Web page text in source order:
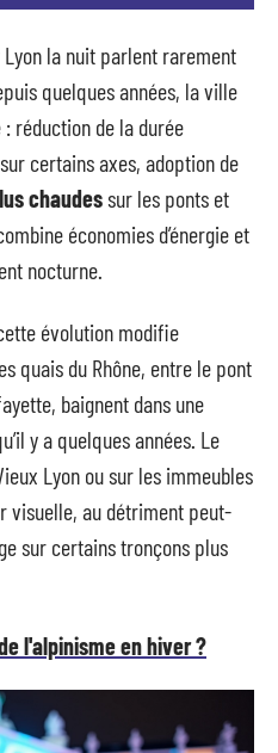
la nuit parlent rarement
quelques années, la ville
réduction de la durée
certains axes, adoption de
chaudessur les ponts et
économies d’énergie et
nocturne.
évolution modifie
quais du Rhône, entre le pont
baignent dans une
y a quelques années. Le
Lyon ou sur les immeubles
visuelle, au détriment peut-
sur certains tronçons plus
l'alpinisme en hiver ?